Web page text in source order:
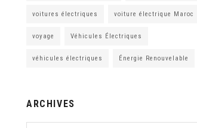
voitures électriques voiture électrique Maroc
voyage Véhicules Électriques
véhicules électriques Énergie Renouvelable
ARCHIVES